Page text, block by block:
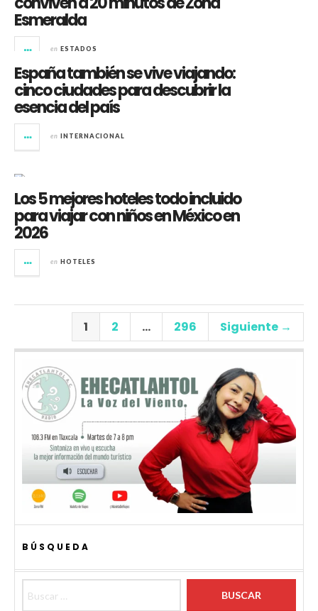
Esmeralda
en ESTADOS
España también se vive viajando:
cinco ciudades para descubrir la
esencia del país
en INTERNACIONAL
Los 5 mejores hoteles todo incluido
para viajar con niños en México en
2026
en HOTELES
1 2 … 296 Siguiente →
BÚSQUEDA